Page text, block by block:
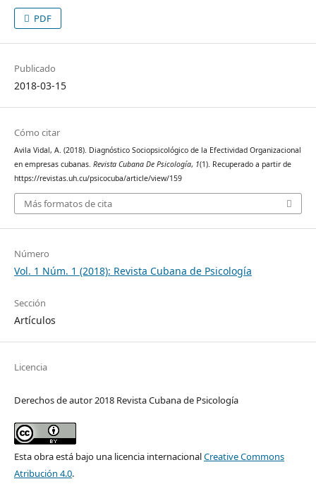
PDF
Publicado
2018-03-15
Cómo citar
Avila Vidal, A. (2018). Diagnóstico Sociopsicológico de la Efectividad Organizacional
en empresas cubanas. Revista Cubana De Psicología, 1(1). Recuperado a partir de
https://revistas.uh.cu/psicocuba/article/view/159
Más formatos de cita
Número
Vol. 1 Núm. 1 (2018): Revista Cubana de Psicología
Sección
Artículos
Licencia
Derechos de autor 2018 Revista Cubana de Psicología
Esta obra está bajo una licencia internacionalCreative Commons
Atribución 4.0.